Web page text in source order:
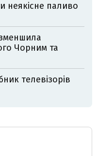
неякісне паливо
Чорним та
телевізорів